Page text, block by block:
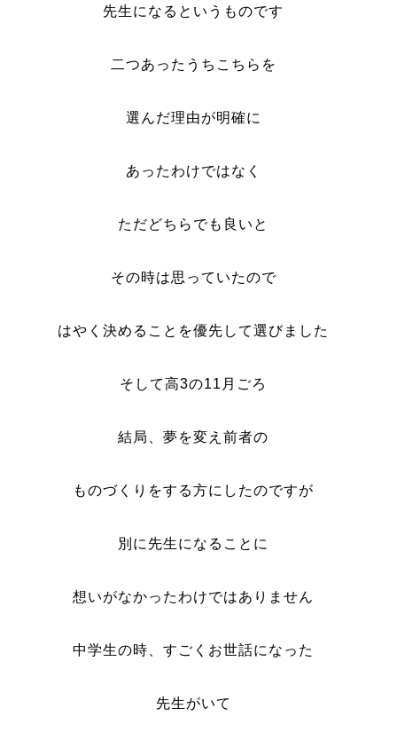
先生になるというものです
二つあったうちこちらを
選んだ理由が明確に
あったわけではなく
ただどちらでも良いと
その時は思っていたので
はやく決めることを優先して選びました
そして高3の11月ごろ
結局、夢を変え前者の
ものづくりをする方にしたのですが
別に先生になることに
想いがなかったわけではありません
中学生の時、すごくお世話になった
先生がいて